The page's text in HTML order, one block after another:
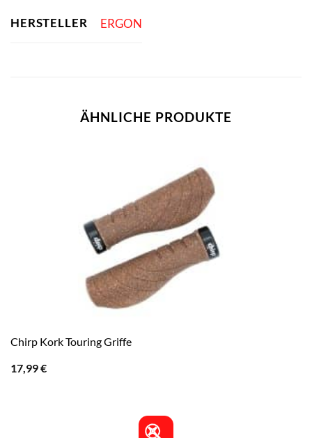
HERSTELLER ERGON
ÄHNLICHE PRODUKTE
Chirp Kork Touring Griffe
17,99€